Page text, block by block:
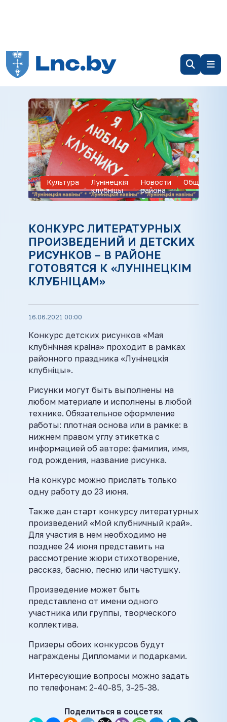
Культура
Лунiнецкiя
клубнiцы
Новости
района
Общество
КОНКУРС ЛИТЕРАТУРНЫХ
ПРОИЗВЕДЕНИЙ И ДЕТСКИХ
РИСУНКОВ – В РАЙОНЕ
ГОТОВЯТСЯ К «ЛУНІНЕЦКІМ
КЛУБНІЦАМ»
16.06.2021 00:00
Конкурс детских рисунков «Мая
клубнічная краіна» проходит в рамках
районного праздника «Лунінецкія
клубніцы».
Рисунки могут быть выполнены на
любом материале и исполнены в любой
технике. Обязательное оформление
работы: плотная основа или в рамке: в
нижнем правом углу этикетка с
информацией об авторе: фамилия, имя,
год рождения, название рисунка.
На конкурс можно прислать только
одну работу до 23 июня.
Также дан старт конкурсу литературных
произведений «Мой клубничный край».
Для участия в нем необходимо не
позднее 24 июня представить на
рассмотрение жюри стихотворение,
рассказ, басню, песню или частушку.
Произведение может быть
представлено от имени одного
участника или группы, творческого
коллектива.
Призеры обоих конкурсов будут
награждены Дипломами и подарками.
Интересующие вопросы можно задать
по телефонам: 2-40-85, 3-25-38.
Поделиться в соцсетях